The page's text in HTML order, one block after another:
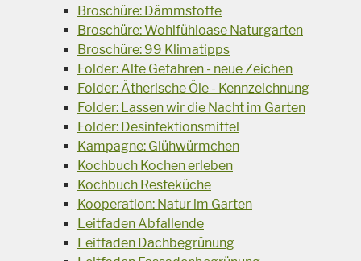
Broschüre: Dämmstoffe
Broschüre: Wohlfühloase Naturgarten
Broschüre: 99 Klimatipps
Folder: Alte Gefahren - neue Zeichen
Folder: Ätherische Öle - Kennzeichnung
Folder: Lassen wir die Nacht im Garten
Folder: Desinfektionsmittel
Kampagne: Glühwürmchen
Kochbuch Kochen erleben
Kochbuch Resteküche
Kooperation: Natur im Garten
Leitfaden Abfallende
Leitfaden Dachbegrünung